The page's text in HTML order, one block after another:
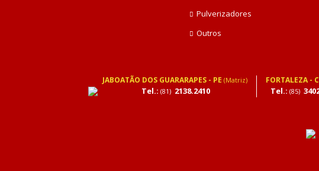
Pulverizadores
Outros
JABOATÃO DOS GUARARAPES - PE (Matriz)
Tel.: (81) 2138.2410
FORTALEZA -
Tel.: (85)